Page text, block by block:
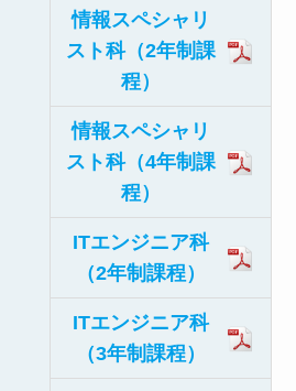
情報スペシャリ
スト科（2年制課
程）
情報スペシャリ
スト科（4年制課
程）
ITエンジニア科
（2年制課程）
ITエンジニア科
（3年制課程）